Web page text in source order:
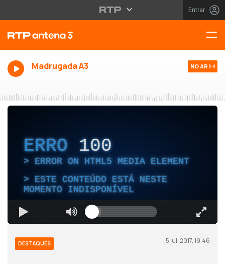
Entrar
Madrugada A3 NO AR
ERRO 100
ERROR ON HTML5 MEDIA ELEMENT
ESTE CONTEÚDO ESTÁ NESTE
MOMENTO INDISPONÍVEL
DESTAQUES 5 jul, 2017, 19:46